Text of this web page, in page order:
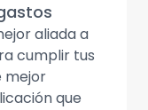
aliada a
cumplir tus
mejor
que